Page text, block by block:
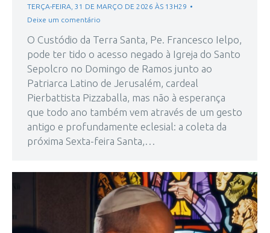
TERÇA-FEIRA, 31 DE MARÇO DE 2026 ÀS 13H29
Deixe um comentário
O Custódio da Terra Santa, Pe. Francesco Ielpo,
pode ter tido o acesso negado à Igreja do Santo
Sepolcro no Domingo de Ramos junto ao
Patriarca Latino de Jerusalém, cardeal
Pierbattista Pizzaballa, mas não à esperança
que todo ano também vem através de um gesto
antigo e profundamente eclesial: a coleta da
próxima Sexta-feira Santa,…